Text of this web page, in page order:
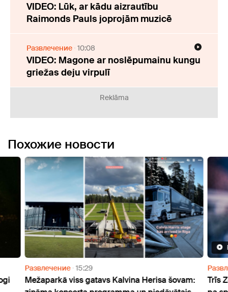
VIDEO: Lūk, ar kādu aizrautību
Raimonds Pauls joprojām muzicē
Развлечение 10:08
VIDEO: Magone ar noslēpumainu kungu
griežas deju virpulī
Reklāma
Похожие новости
Развлечение 15:29
Mežaparkā viss gatavs Kalvina Herisa šovam:
Trīs